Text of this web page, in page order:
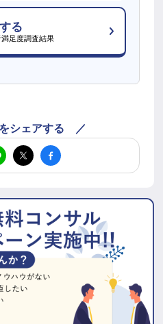
る
足度調査結果
シェアする ／